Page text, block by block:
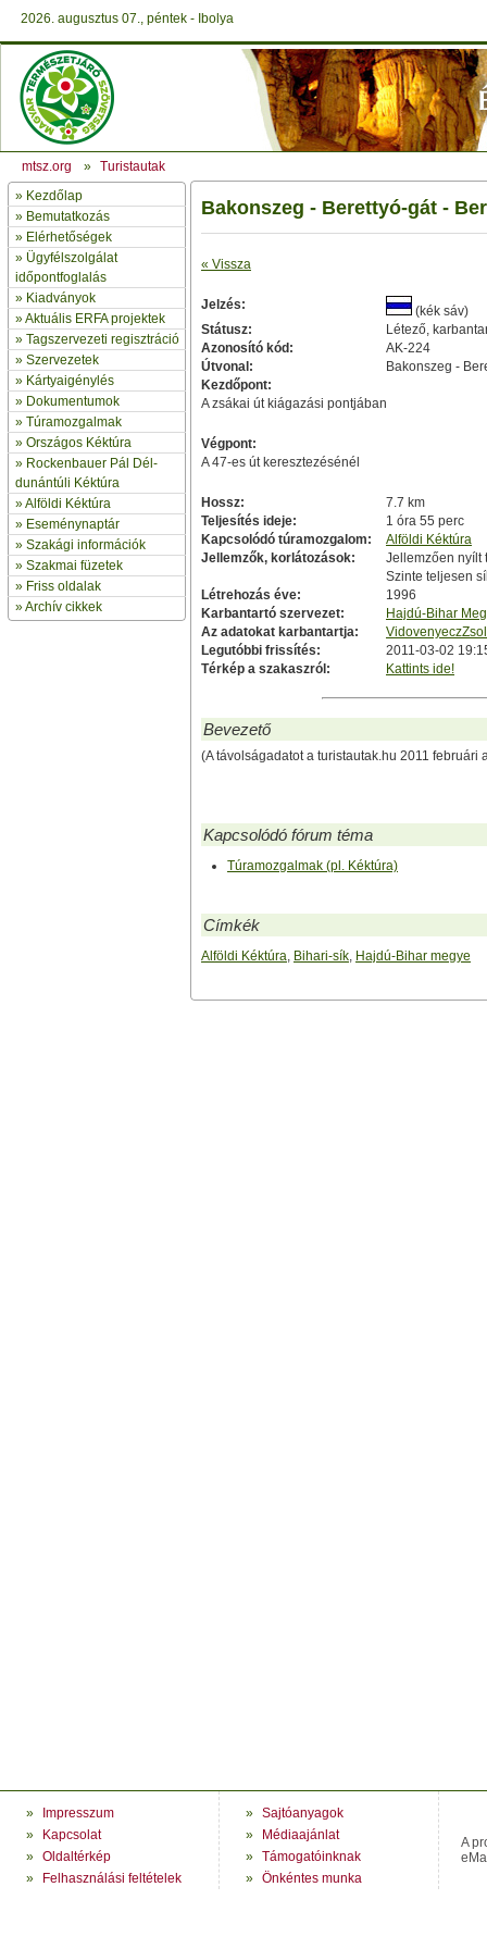
2026. augusztus 07., péntek - Ibolya
mtsz.org » Turistautak
» Kezdőlap
» Bemutatkozás
» Elérhetőségek
» Ügyfélszolgálat
időpontfoglalás
» Kiadványok
»Aktuális ERFA projektek
» Tagszervezeti regisztráció
» Szervezetek
» Kártyaigénylés
» Dokumentumok
» Túramozgalmak
» Országos Kéktúra
» Rockenbauer Pál Dél-
dunántúli Kéktúra
»Alföldi Kéktúra
» Eseménynaptár
» Szakági információk
» Szakmai füzetek
» Friss oldalak
»Archív cikkek
Bakonszeg - Berettyó-gát -
« Vissza
Jelzés:
(kék sáv)
Státusz:
Létező,
Azonosító kód:
AK-224
Útvonal:
Bakonszeg -
Kezdőpont:
A zsákai út kiágazási pontjában
Végpont:
A 47-es út keresztezésénél
Hossz:
7.7 km
Teljesítés ideje:
1 óra 55 perc
Kapcsolódó túramozgalom:
Alföldi Kéktúra
Jellemzők, korlátozások:
Jellemzően nyílt
Szinte teljesen
Létrehozás éve:
1996
Karbantartó szervezet:
Hajdú-Bihar
Az adatokat karbantartja:
Legutóbbi frissítés:
2011-03-02
Térkép a szakaszról:
Kattints ide!
Bevezető
(A távolságadatot a turistautak.hu 2011 februári
Kapcsolódó fórum téma
Túramozgalmak (pl. Kéktúra)
Címkék
Alföldi Kéktúra, Bihari-sík, Hajdú-Bihar megye
»
Impresszum
»
Kapcsolat
» Oldaltérkép
»
Felhasználási feltételek
» Sajtóanyagok
»
Médiaajánlat
» Támogatóinknak
» Önkéntes munka
A